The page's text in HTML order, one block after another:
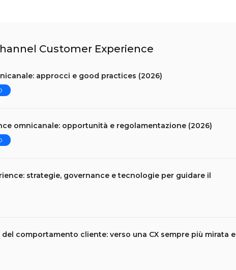
Customer Experience
approcci e good practices (2026)
omnicanale: opportunità e regolamentazione (2026)
strategie, governance e tecnologie per guidare il
comportamento cliente: verso una CX sempre più mirata e